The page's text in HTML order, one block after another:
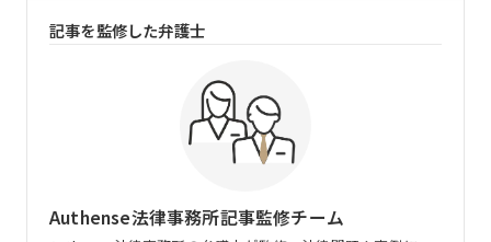
記事を監修した弁護士
Authense法律事務所記事監修チーム